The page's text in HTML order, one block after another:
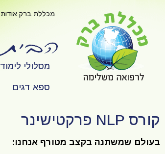
מכללת ברק אודות
מסלולי לימוד
ספא דגים
קורס NLP פרקטישינר
בעולם שמשתנה בקצב מטורף אנחנו: